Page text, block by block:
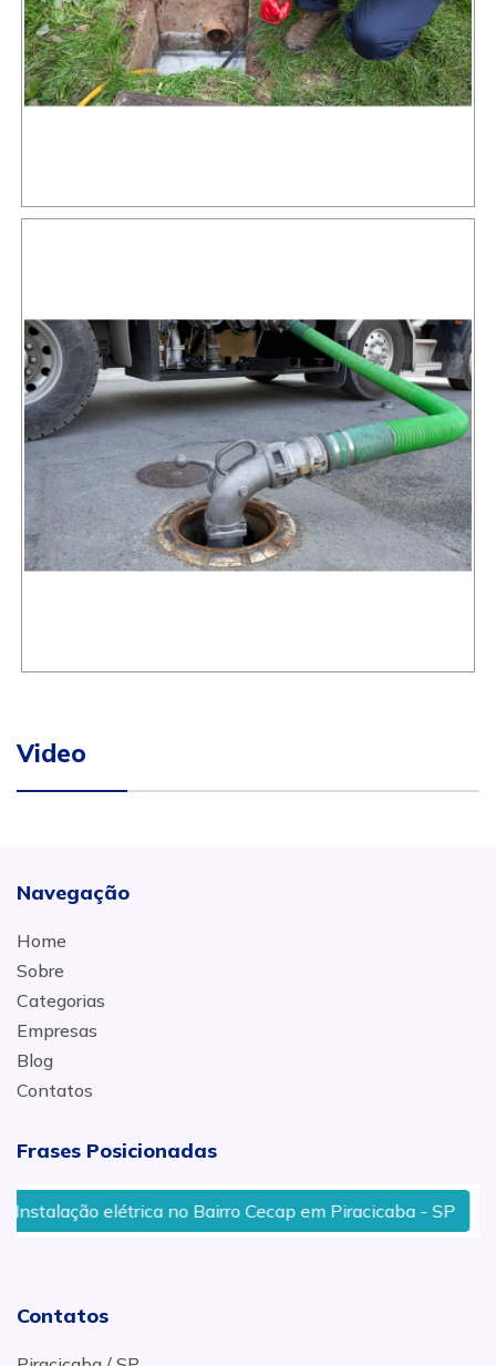
Video
Navegação
Home
Sobre
Categorias
Empresas
Blog
Contatos
Frases Posicionadas
elétrica no Bairro Cecap em Piracicaba - SP
Contatos